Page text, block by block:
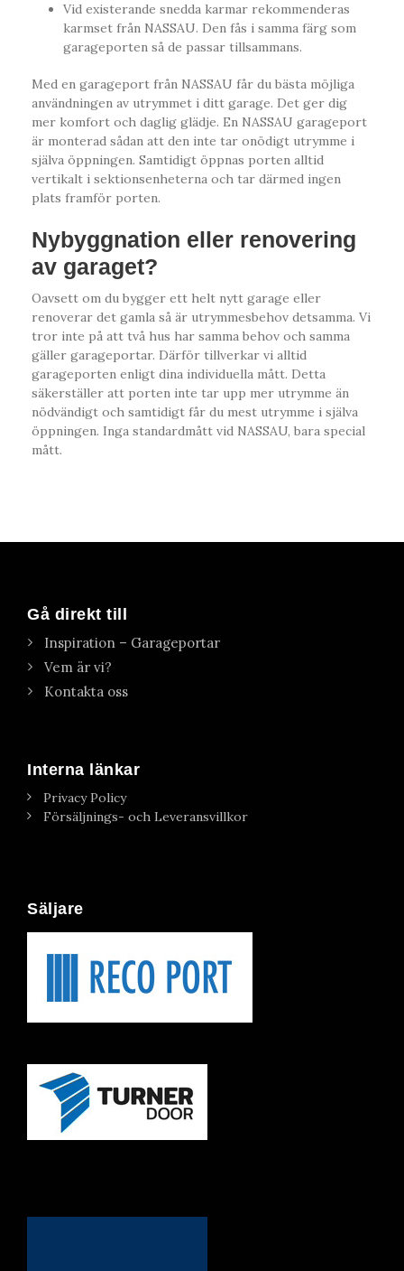
Vid existerande snedda karmar rekommenderas
karmset från NASSAU. Den fås i samma färg som
garageporten så de passar tillsammans.
Med en garageport från NASSAU får du bästa möjliga
användningen av utrymmet i ditt garage. Det ger dig
mer komfort och daglig glädje. En NASSAU garageport
är monterad sådan att den inte tar onödigt utrymme i
själva öppningen. Samtidigt öppnas porten alltid
vertikalt i sektionsenheterna och tar därmed ingen
plats framför porten.
Nybyggnation eller renovering
av garaget?
Oavsett om du bygger ett helt nytt garage eller
renoverar det gamla så är utrymmesbehov detsamma. Vi
tror inte på att två hus har samma behov och samma
gäller garageportar. Därför tillverkar vi alltid
garageporten enligt dina individuella mått. Detta
säkerställer att porten inte tar upp mer utrymme än
nödvändigt och samtidigt får du mest utrymme i själva
öppningen. Inga standardmått vid NASSAU, bara special
mått.
Gå direkt till
Inspiration – Garageportar
Vem är vi?
Kontakta oss
Interna länkar
Privacy Policy
Försäljnings- och Leveransvillkor
Säljare